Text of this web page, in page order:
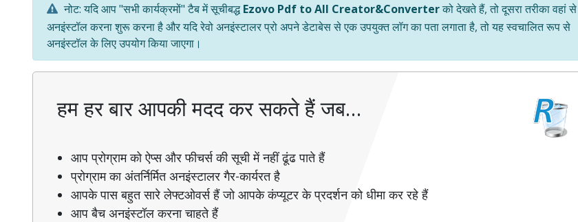
नोट: यदि आप "सभी कार्यक्रमों" टैब में सूचीबद्धEzovo Pdf to All Creator&Converterको देखते हैं, तो दूसरा तरीका वहां से
अनइंस्टॉल करना शुरू करना है और यदि रेवो अनइंस्टालर प्रो अपने डेटाबेस से एक उपयुक्त लॉग का पता लगाता है, तो यह स्वचालित रूप से
अनइंस्टॉल के लिए उपयोग किया जाएगा।
हम हर बार आपकी मदद कर सकते हैं जब…
आप प्रोग्राम को ऐप्स और फीचर्स की सूची में नहीं ढूंढ पाते हैं
प्रोग्राम का अंतर्निर्मित अनइंस्टालर गैर-कार्यरत है
आपके पास बहुत सारे लेफ्टओवर्स हैं जो आपके कंप्यूटर के प्रदर्शन को धीमा कर रहे हैं
आप बैच अनइंस्टॉल करना चाहते हैं